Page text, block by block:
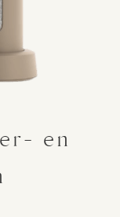
en